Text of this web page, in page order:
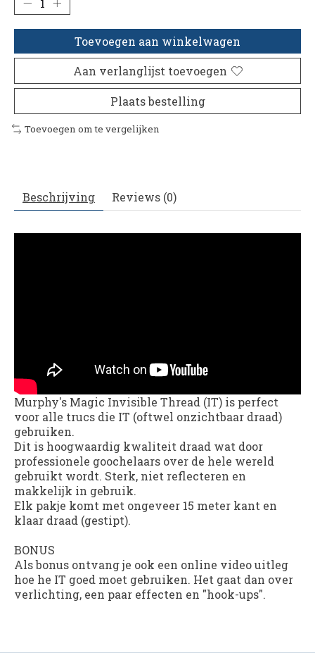
Toevoegen aan winkelwagen
Aan verlanglijst toevoegen
Plaats bestelling
Toevoegen om te vergelijken
Beschrijving Reviews (0)
Murphy's Magic Invisible Thread (IT) is perfect
voor alle trucs die IT (oftwel onzichtbaar draad)
gebruiken.
Dit is hoogwaardig kwaliteit draad wat door
professionele goochelaars over de hele wereld
gebruikt wordt. Sterk, niet reflecteren en
makkelijk in gebruik.
Elk pakje komt met ongeveer 15 meter kant en
klaar draad (gestipt).
BONUS
Als bonus ontvang je ook een online video uitleg
hoe he IT goed moet gebruiken. Het gaat dan over
verlichting, een paar effecten en "hook-ups".